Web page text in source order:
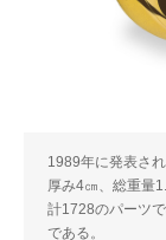
1989年に発表さ
厚み4㎝、総重量
計1728のパーツ
である。